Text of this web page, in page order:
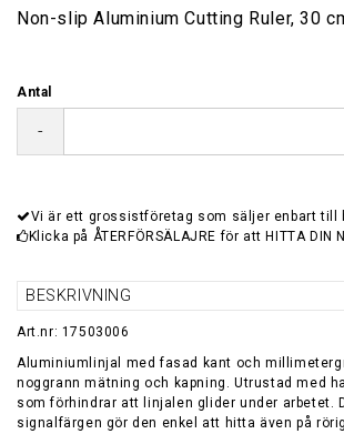
Non-slip Aluminium Cutting Ruler, 30
Antal
-
Vi är ett grossistföretag som säljer enbart till
Klicka på ÅTERFÖRSÄLAJRE för att HITTA DIN
BESKRIVNING
Art.nr: 17503006
Aluminiumlinjal med fasad kant och
noggrann mätning och kapning. Utrustad med
som förhindrar att linjalen glider under arbetet.
signalfärgen gör den enkel att hitta även på